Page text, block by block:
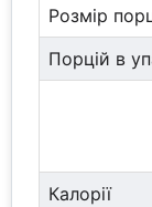
Розмір
Порцій в
Калорії